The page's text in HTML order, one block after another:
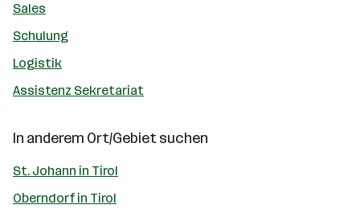
Sales
Schulung
Logistik
Assistenz Sekretariat
In anderem Ort/Gebiet suchen
St. Johann in Tirol
Oberndorf in Tirol